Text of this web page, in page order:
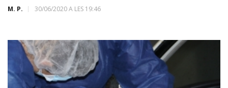
M. P. 30/06/2020 A LES 19:46